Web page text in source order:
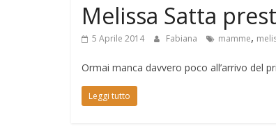
Melissa Satta
5 Aprile 2014 Fabiana mamme,
Ormai manca davvero poco all’arrivo del
Leggi tutto